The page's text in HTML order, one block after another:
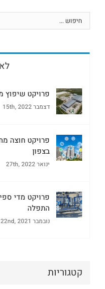
פרויקט
דצמבר 15th, 2022
פרויקט חוצה
בצפון
ינואר 27th, 2022
פרויקט מדי
התפלה
נובמבר 22nd, 2021
קטגוריות